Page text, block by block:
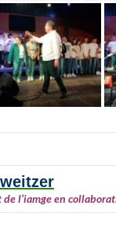
l’iamge en